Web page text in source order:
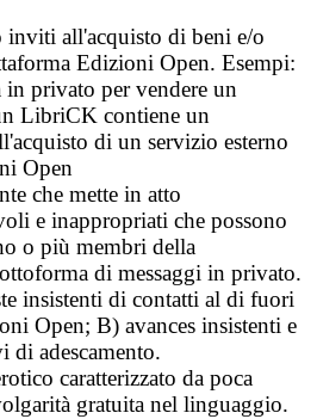
inviti all'acquisto di beni e/o
Edizioni Open. Esempi:
privato per vendere un
LibriCK contiene un
di un servizio esterno
Open
che mette in atto
e inappropriati che possono
o più membri della
di messaggi in privato.
insistenti di contatti al di fuori
Open; B) avances insistenti e
adescamento.
caratterizzato da poca
gratuita nel linguaggio.